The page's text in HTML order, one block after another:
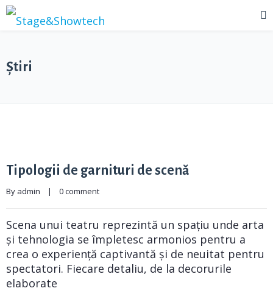
Știri
Tipologii de garnituri de scenă
By admin | 0 comment
Scena unui teatru reprezintă un spațiu unde arta
și tehnologia se împletesc armonios pentru a
crea o experiență captivantă și de neuitat pentru
spectatori. Fiecare detaliu, de la decorurile
elaborate